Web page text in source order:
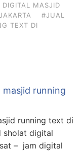
MASJID
#JUAL
TEXT DI
running
running text di
sholat digital
– jam digital